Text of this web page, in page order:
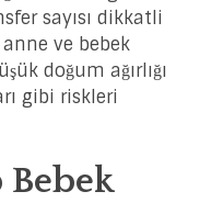
sayısı dikkatli
ve bebek
doğum ağırlığı
gibi riskleri